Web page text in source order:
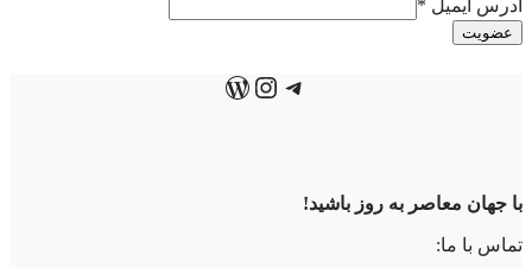
آدرس ایمیل *
عضویت
تلگرام
اینستاگرم
وردپرس
با جهان معاصر به روز باشید!
تماس با ما: